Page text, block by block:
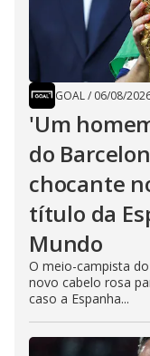
GOAL/ 06/08/
'Um
do
chocante
título da
Mundo
O meio-campista
novo cabelo rosa
caso a Espanha...